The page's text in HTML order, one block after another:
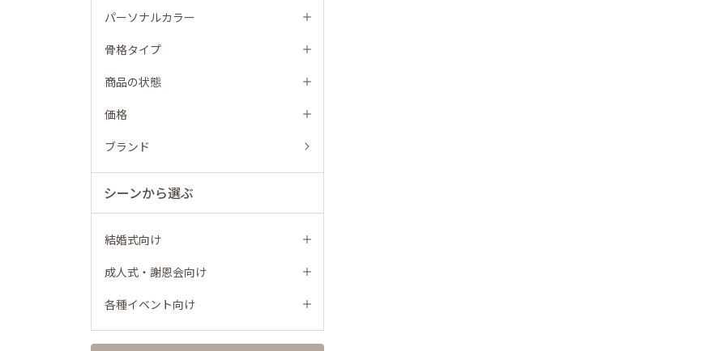
パーソナルカラー
骨格タイプ
商品の状態
価格
ブランド
シーンから選ぶ
結婚式向け
成人式・謝恩会向け
各種イベント向け